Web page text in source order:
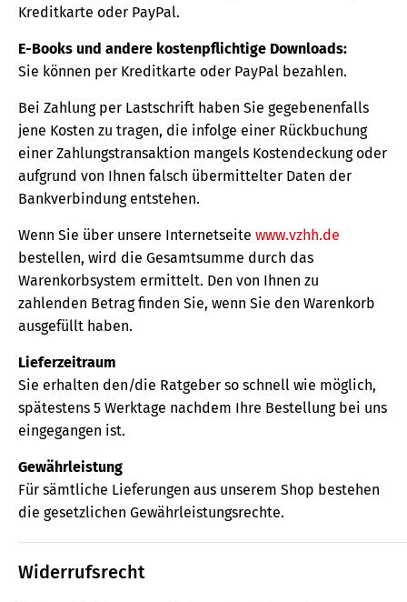
Kreditkarte oder PayPal.
E-Books und andere kostenpflichtige Downloads:
Sie können per Kreditkarte oder PayPal bezahlen.
Bei Zahlung per Lastschrift haben Sie gegebenenfalls
jene Kosten zu tragen, die infolge einer Rückbuchung
einer Zahlungstransaktion mangels Kostendeckung oder
aufgrund von Ihnen falsch übermittelter Daten der
Bankverbindung entstehen.
Wenn Sie über unsere Internetseite www.vzhh.de
bestellen, wird die Gesamtsumme durch das
Warenkorbsystem ermittelt. Den von Ihnen zu
zahlenden Betrag finden Sie, wenn Sie den Warenkorb
ausgefüllt haben.
Lieferzeitraum
Sie erhalten den/die Ratgeber so schnell wie möglich,
spätestens 5 Werktage nachdem Ihre Bestellung bei uns
eingegangen ist.
Gewährleistung
Für sämtliche Lieferungen aus unserem Shop bestehen
die gesetzlichen Gewährleistungsrechte.
Widerrufsrecht